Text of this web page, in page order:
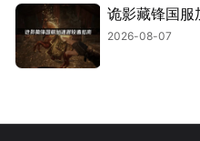
诡影藏锋国服
2026-08-07